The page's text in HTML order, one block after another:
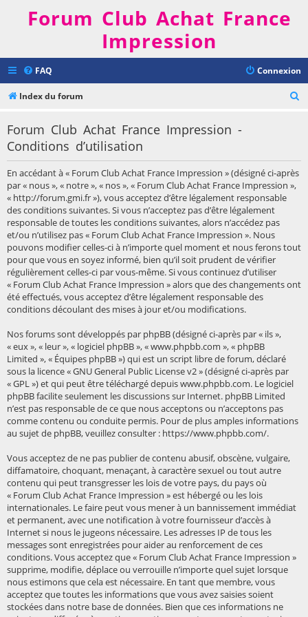
Forum Club Achat France
Impression
FAQ Connexion
Index du forum
Forum Club Achat France Impression -
Conditions d’utilisation
En accédant à « Forum Club Achat France Impression » (désigné ci-après
par « nous », « notre », « nos », « Forum Club Achat France Impression »,
« http://forum.gmi.fr »), vous acceptez d’être légalement responsable
des conditions suivantes. Si vous n’acceptez pas d’être légalement
responsable de toutes les conditions suivantes, alors n’accédez pas
et/ou n’utilisez pas « Forum Club Achat France Impression ». Nous
pouvons modifier celles-ci à n’importe quel moment et nous ferons tout
pour que vous en soyez informé, bien qu’il soit prudent de vérifier
régulièrement celles-ci par vous-même. Si vous continuez d’utiliser
« Forum Club Achat France Impression » alors que des changements ont
été effectués, vous acceptez d’être légalement responsable des
conditions découlant des mises à jour et/ou modifications.
Nos forums sont développés par phpBB (désigné ci-après par « ils »,
« eux », « leur », « logiciel phpBB », « www.phpbb.com », « phpBB
Limited », « Équipes phpBB ») qui est un script libre de forum, déclaré
sous la licence «GNU General Public License v2» (désigné ci-après par
« GPL ») et qui peut être téléchargé depuiswww.phpbb.com. Le logiciel
phpBB facilite seulement les discussions sur Internet. phpBB Limited
n’est pas responsable de ce que nous acceptons ou n’acceptons pas
comme contenu ou conduite permis. Pour de plus amples informations
au sujet de phpBB, veuillez consulter : https://www.phpbb.com/.
Vous acceptez de ne pas publier de contenu abusif, obscène, vulgaire,
diffamatoire, choquant, menaçant, à caractère sexuel ou tout autre
contenu qui peut transgresser les lois de votre pays, du pays où
« Forum Club Achat France Impression » est hébergé ou les lois
internationales. Le faire peut vous mener à un bannissement immédiat
et permanent, avec une notification à votre fournisseur d’accès à
Internet si nous le jugeons nécessaire. Les adresses IP de tous les
messages sont enregistrées pour aider au renforcement de ces
conditions. Vous acceptez que « Forum Club Achat France Impression »
supprime, modifie, déplace ou verrouille n’importe quel sujet lorsque
nous estimons que cela est nécessaire. En tant que membre, vous
acceptez que toutes les informations que vous avez saisies soient
stockées dans notre base de données. Bien que ces informations ne